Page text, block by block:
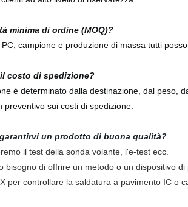
minima di ordine (MOQ)?
PC, campione e produzione di massa tutti
costo di spedizione?
è determinato dalla destinazione, dal peso,
preventivo sui costi di spedizione.
un prodotto di buona qualità?
il test della sonda volante, l'e-test ecc.
bisogno di offrire un metodo o un dispositivo
per controllare la saldatura a pavimento IC o